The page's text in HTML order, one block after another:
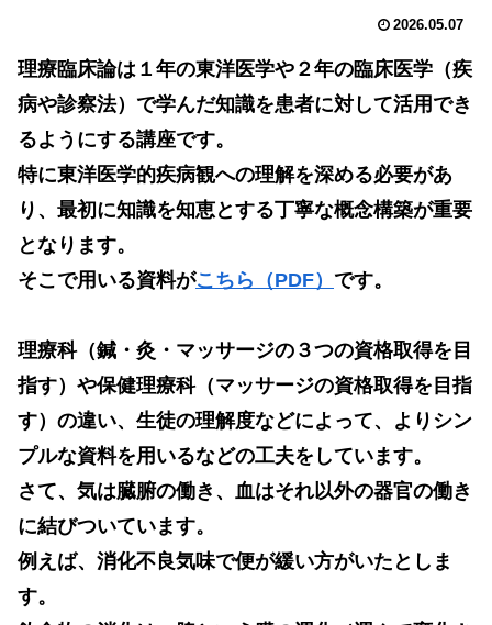
2026.05.07
理療臨床論は１年の東洋医学や２年の臨床医学（疾
病や診察法）で学んだ知識を患者に対して活用でき
るようにする講座です。
特に東洋医学的疾病観への理解を深める必要があ
り、最初に知識を知恵とする丁寧な概念構築が重要
となります。
そこで用いる資料がこちら（PDF） です。
理療科（鍼・灸・マッサージの３つの資格取得を目
指す）や保健理療科（マッサージの資格取得を目指
す）の違い、生徒の理解度などによって、よりシン
プルな資料を用いるなどの工夫をしています。
さて、気は臓腑の働き、血はそれ以外の器官の働き
に結びついています。
例えば、消化不良気味で便が緩い方がいたとしま
す。